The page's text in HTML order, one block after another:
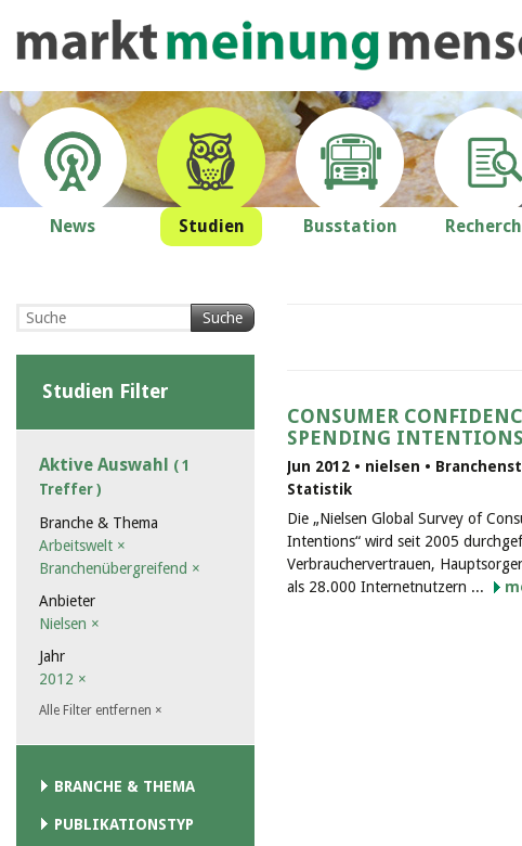
News Studien Busstation
CONSUMER
SPENDING
Jun 2012 • nielsen •
Statistik
Die „Nielsen Global Survey of
Intentions“ wird seit 2005
Verbrauchervertrauen,
als 28.000 Internetnutzern ...
Suche
Studien Filter
Aktive Auswahl ( 1
Treffer )
Branche & Thema
Arbeitswelt ×
Branchenübergreifend ×
Anbieter
Nielsen ×
Jahr
2012 ×
Alle Filter entfernen ×
BRANCHE & THEMA
PUBLIKATIONSTYP